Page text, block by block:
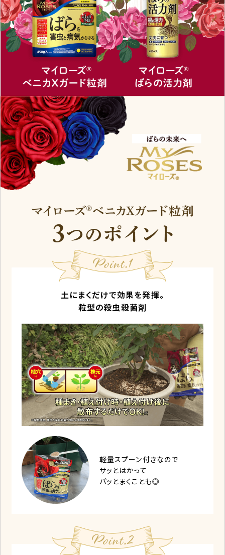
土にまくだけで効果を発揮。
粒型の殺虫殺菌剤
軽量スプーン付きなので
サッとはかって
パッとまくことも◎